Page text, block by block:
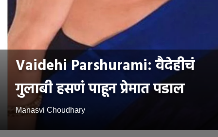
Vaidehi Parshurami: वैदेहीचं
गुलाबी हसणं पाहून प्रेमात पडाल
Manasvi Choudhary